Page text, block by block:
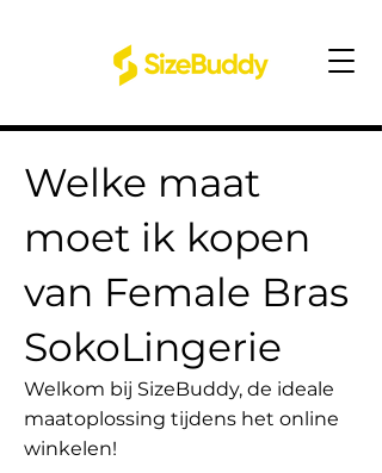
Welke maat
moet ik kopen
van Female Bras
SokoLingerie
Welkom bij SizeBuddy, de ideale
maatoplossing tijdens het online
winkelen!